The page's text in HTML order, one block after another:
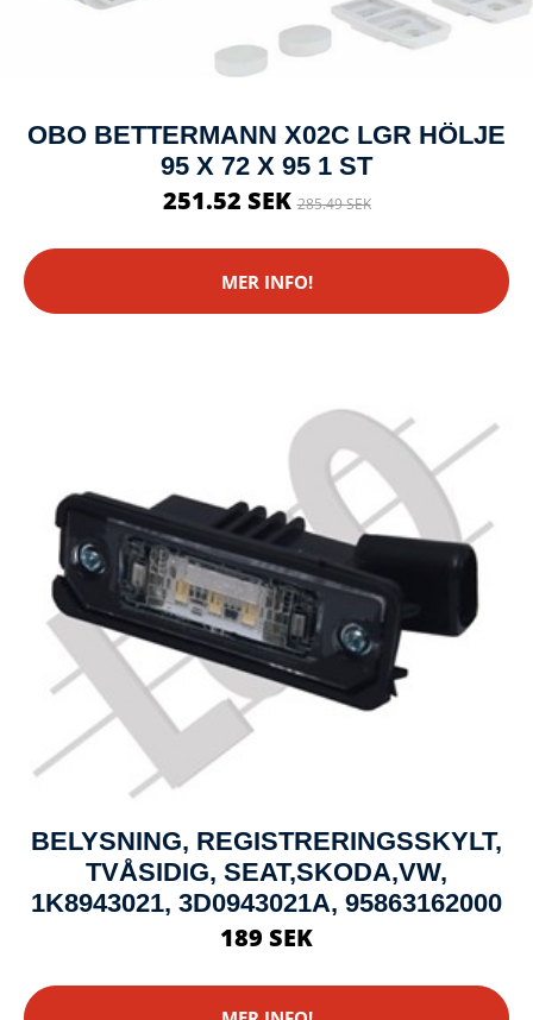
OBO BETTERMANN X02C LGR HÖLJE
95 X 72 X 95 1 ST
251.52 SEK285.49 SEK
MER INFO!
BELYSNING, REGISTRERINGSSKYLT,
TVÅSIDIG, SEAT,SKODA,VW,
1K8943021, 3D0943021A, 95863162000
189 SEK